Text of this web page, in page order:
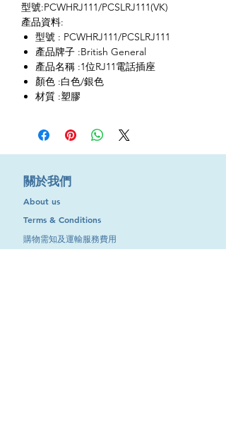
型號:PCWHRJ111/PCSLRJ111(VK)
產品資料:
型號 : PCWHRJ111/PCSLRJ111
產品牌子 :British General
產品名稱 :1位RJ11電話插座
顏色 :白色/銀色
材質 :塑膠
​關於我們
About us
Terms & Conditions
購物需知及運輸服務費用